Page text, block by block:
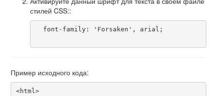
стилей CSS::
Пример исходного кода:
<html>